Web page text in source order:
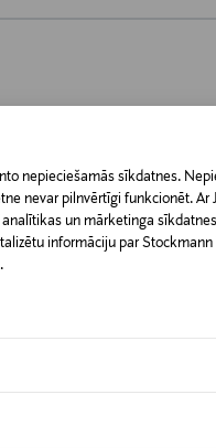
nepieciešamās sīkdatnes.
nevar pilnvērtīgi funkcionēt. Ar
un mārketinga
informāciju par